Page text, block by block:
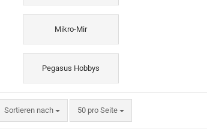
Mikro-Mir
Pegasus Hobbys
Sortieren nach
Sortieren nach 50 pro Seite
pro Seite